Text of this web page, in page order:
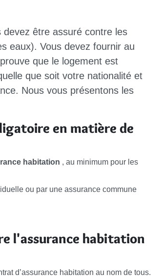
être assuré contre les
eaux). Vous devez fournir au
que le logement est
que soit votre nationalité et
Nous vous présentons les
en matière de
habitation , au minimum pour les
ou par une assurance commune
l'assurance habitation
d’assurance habitation au nom de tous.